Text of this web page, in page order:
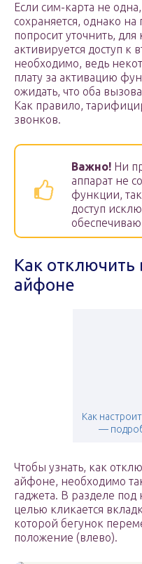
Если сим-карта не
сохраняется, однако
попросит уточнить,
активируется доступ к
необходимо, ведь
плату за активацию
ожидать, что оба
Как правило,
звонков.
Важно! Ни
аппарат не
функции,
доступ
Как
айфоне
Как
—
Чтобы узнать, как
айфоне, необходимо
гаджета. В разделе
целью кликается
которой бегунок
положение (влево).